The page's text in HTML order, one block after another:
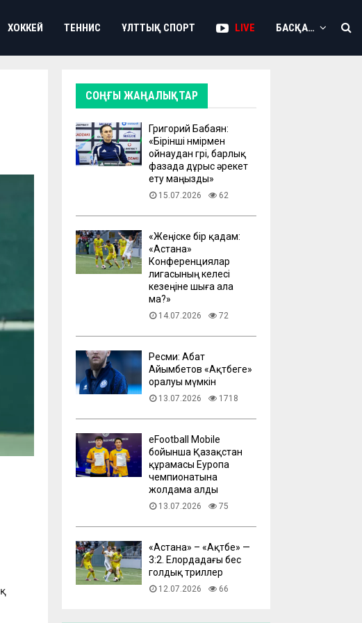
ХОККЕЙ ТЕННИС ҰЛТТЫҚ СПОРТ LIVE БАСҚА…
СОҢҒЫ ЖАҢАЛЫҚТАР
Григорий Бабаян:
«Бірінші нөмірмен
ойнаудан гөрі, барлық
фазада дұрыс әрекет
ету маңызды»
15.07.2026 62
«Жеңіске бір қадам:
«Астана»
Конференциялар
лигасының келесі
кезеңіне шыға ала
ма?»
14.07.2026 72
Ресми: Абат
Айымбетов «Ақтөбеге»
оралуы мүмкін
13.07.2026 1718
eFootball Mobile
бойынша Қазақстан
құрамасы Еуропа
чемпионатына
жолдама алды
13.07.2026 75
​«Астана» – «Ақтөбе» —
3:2. Елордадағы бес
голдық триллер
12.07.2026 66